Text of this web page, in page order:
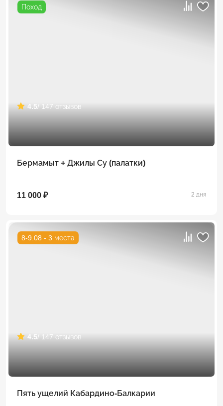
Поход
4.5/ 147 отзывов
Бермамыт + Джилы Су (палатки)
11 000 ₽ 2 дня
8-9.08 - 3 места
4.5/ 147 отзывов
Пять ущелий Кабардино-Балкарии